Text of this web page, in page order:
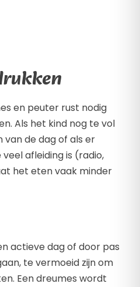
en peuter rust nodig
Als het kind nog te vol
van de dag of als er
afleiding is (radio,
het eten vaak minder
actieve dag of door pas
te vermoeid zijn om
Een dreumes wordt